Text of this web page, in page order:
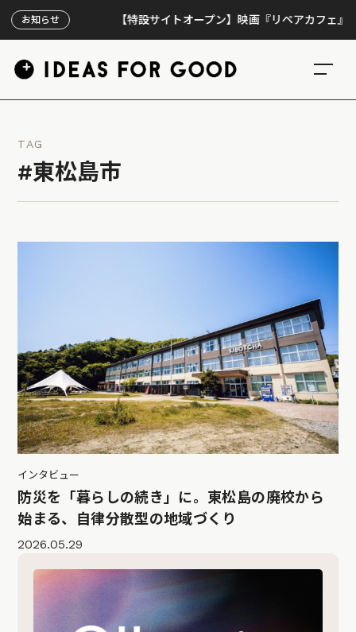
お知らせ 【特設サイトオープン】映画『リペアカフェ』、上
TAG
#東松島市
インタビュー
防災を「暮らしの続き」に。東松島の廃校から
始まる、自律分散型の地域づくり
2026.05.29